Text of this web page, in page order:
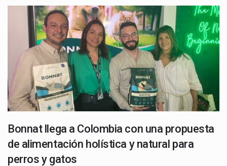
Bonnat llega a Colombia con una propuesta
de alimentación holística y natural para
perros y gatos